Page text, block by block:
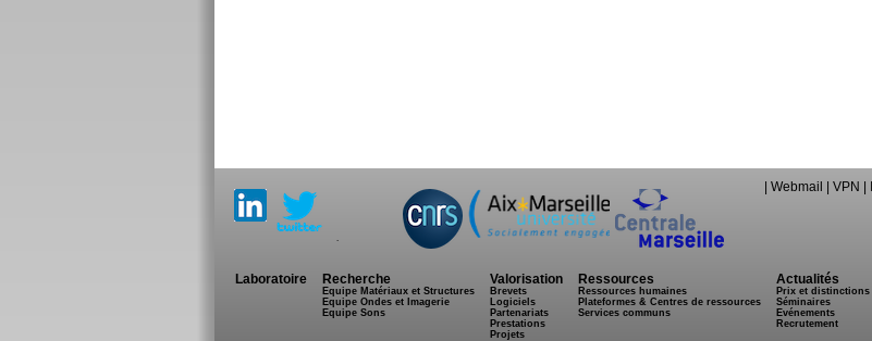
.
|Webmail |VPN
Laboratoire Recherche
Equipe Matériaux et Structures
Equipe Ondes et Imagerie
Equipe Sons
Valorisation
Brevets
Logiciels
Partenariats
Prestations
Projets
Ressources
Ressources humaines
Plateformes & Centres de ressources
Services communs
Actualités
Prix et distinctions
Séminaires
Evénements
Recrutement